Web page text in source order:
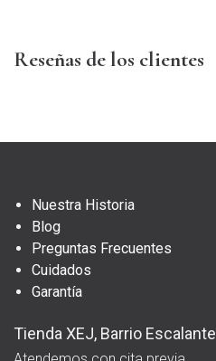
Reseñas de los clientes
Nuestra Historia
Blog
Preguntas Frecuentes
Cuidados
Garantía
Tienda XEJ, Barrio Escalante